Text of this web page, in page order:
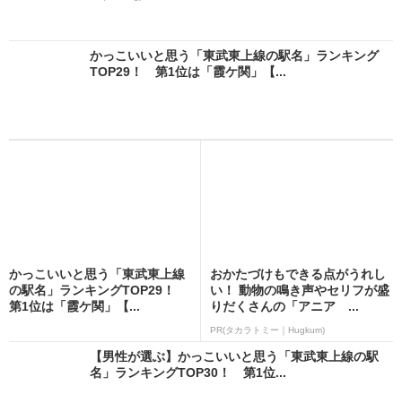
かっこいいと思う「東武東上線の駅名」ランキング
TOP29！ 第1位は「霞ケ関」【...
かっこいいと思う「東武東上線
の駅名」ランキングTOP29！
第1位は「霞ケ関」【...
おかたづけもできる点がうれし
い！ 動物の鳴き声やセリフが盛
りだくさんの「アニア ...
PR(タカラトミー｜Hugkum)
【男性が選ぶ】かっこいいと思う「東武東上線の駅
名」ランキングTOP30！ 第1位...